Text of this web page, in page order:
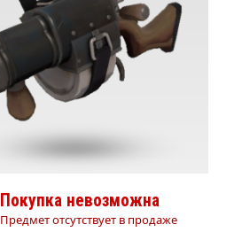
Покупка невозможна
Предмет отсутствует в продаже